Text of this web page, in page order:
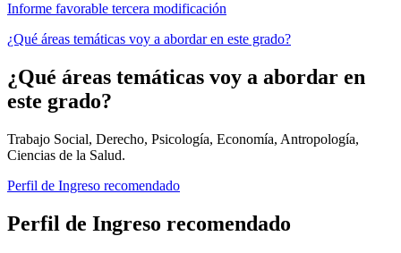
Informe favorable tercera modificación
¿Qué áreas temáticas voy a abordar en este grado?
¿Qué áreas temáticas voy a abordar en
este grado?
Trabajo Social, Derecho, Psicología, Economía, Antropología,
Ciencias de la Salud.
Perfil de Ingreso recomendado
Perfil de Ingreso recomendado